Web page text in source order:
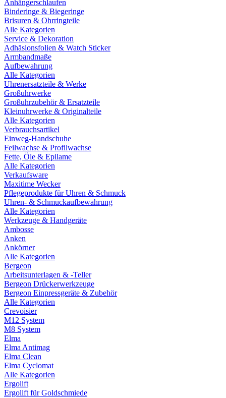
Anhängerschlaufen
Binderinge & Biegeringe
Brisuren & Ohrringteile
Alle Kategorien
Service & Dekoration
Adhäsionsfolien & Watch Sticker
Armbandmaße
Aufbewahrung
Alle Kategorien
Uhrenersatzteile & Werke
Großuhrwerke
Großuhrzubehör & Ersatzteile
Kleinuhrwerke & Originalteile
Alle Kategorien
Verbrauchsartikel
Einweg-Handschuhe
Feilwachse & Profilwachse
Fette, Öle & Epilame
Alle Kategorien
Verkaufsware
Maxitime Wecker
Pflegeprodukte für Uhren & Schmuck
Uhren- & Schmuckaufbewahrung
Alle Kategorien
Werkzeuge & Handgeräte
Ambosse
Anken
Ankörner
Alle Kategorien
Bergeon
Arbeitsunterlagen & -Teller
Bergeon Drückerwerkzeuge
Bergeon Einpressgeräte & Zubehör
Alle Kategorien
Crevoisier
M12 System
M8 System
Elma
Elma Antimag
Elma Clean
Elma Cyclomat
Alle Kategorien
Ergolift
Ergolift für Goldschmiede